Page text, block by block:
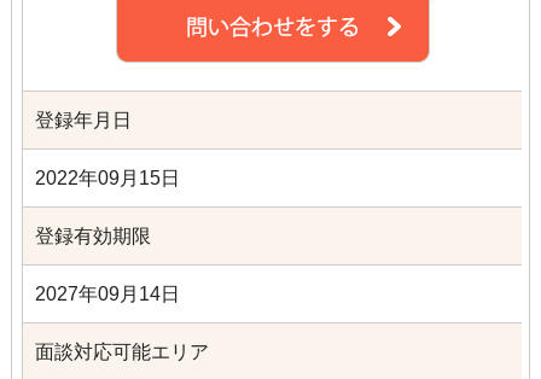
登録年月日
2022年09月15日
登録有効期限
2027年09月14日
面談対応可能エリア